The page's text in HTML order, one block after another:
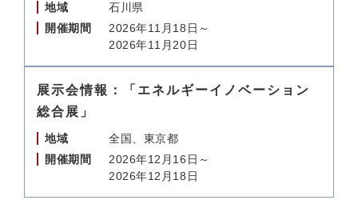
地域
石川県
開催期間
2026年11月18日～
2026年11月20日
展示会情報：「エネルギーイノベーション
総合展」
地域
全国、東京都
開催期間
2026年12月16日～
2026年12月18日